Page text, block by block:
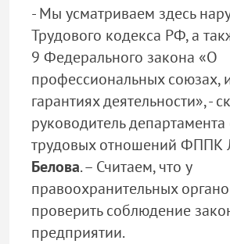
- Мы усматриваем здесь
Трудового кодекса РФ, а
9 Федерального закона «О
профессиональных союзах,
гарантиях деятельности», -
руководитель
трудовых отношений ФППК
Белова. – Считаем, что у
правоохранительных
проверить соблюдение
предприятии.